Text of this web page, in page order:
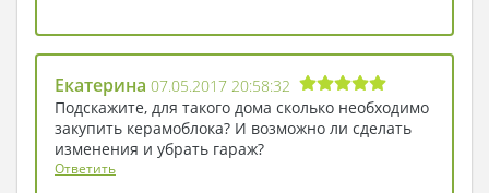
Екатерина 07.05.2017 20:58:32
Подскажите, для такого дома сколько необходимо
закупить керамоблока? И возможно ли сделать
изменения и убрать гараж?
Ответить